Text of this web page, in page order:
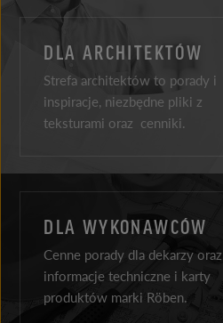
DLA ARCHITEKTÓW
Strefa architektów to porady i
inspiracje, niezbędne pliki z
teksturami oraz cenniki.
DLA WYKONAWCÓW
Cenne porady dla dekarzy oraz
informacje techniczne i karty
produktów marki Röben.